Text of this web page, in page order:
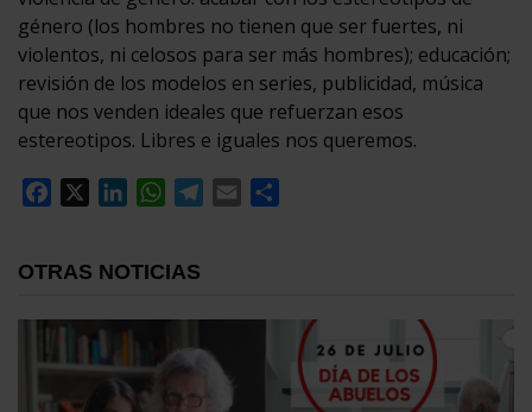
género (los hombres no tienen que ser fuertes, ni
violentos, ni celosos para ser más hombres); educación;
revisión de los modelos en series, publicidad, música
que nos venden ideales que refuerzan esos
estereotipos. Libres e iguales nos queremos.
Facebook
LinkedInWhatsApp
Telegram
Email
OTRAS NOTICIAS